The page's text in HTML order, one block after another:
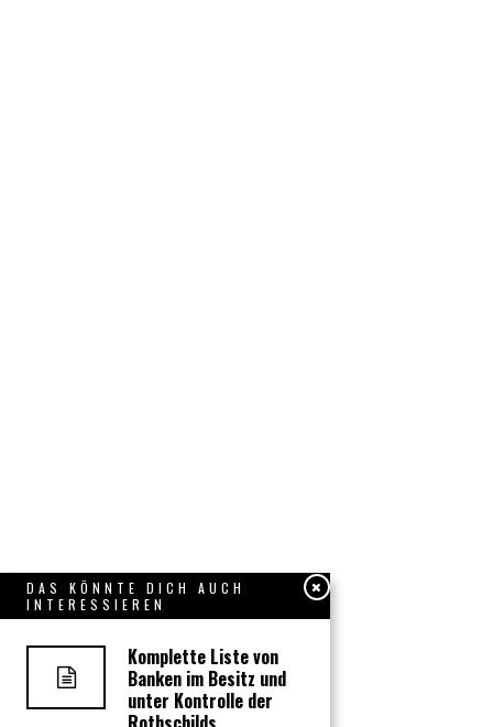
DAS KÖNNTE DICH AUCH
INTERESSIEREN
Komplette Liste von
Banken im Besitz und
unter Kontrolle der